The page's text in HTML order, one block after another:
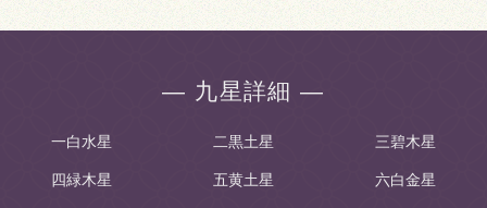
― 九星詳細 ―
一白水星 二黒土星 三碧木星
四緑木星 五黄土星 六白金星